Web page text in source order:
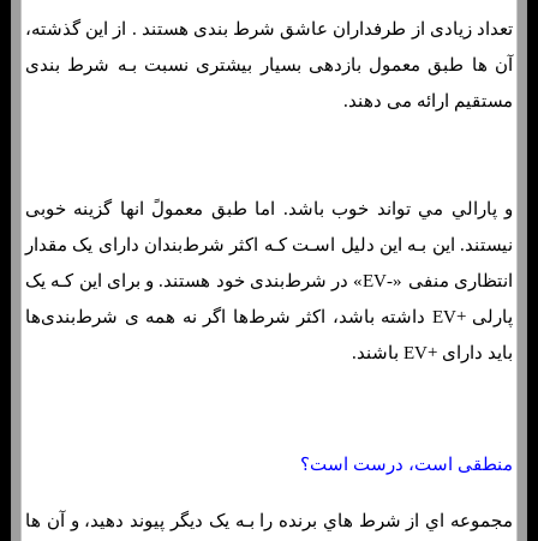
تعداد زیادی از طرفداران عاشق شرط بندی هستند . از این گذشته،
آن ها طبق معمول بازدهی بسیار بیشتری نسبت بـه شرط بندی
مستقیم ارائه می دهند.
و پارالي مي تواند خوب باشد. اما طبق معمولً انها گزینه خوبی
نیستند. این بـه این دلیل اسـت کـه اکثر شرط‌بندان دارای یک مقدار
انتظاری منفی «-EV» در شرط‌بندی خود هستند. و برای این کـه یک
پارلی +EV داشته باشد، اکثر شرط‌ها اگر نه همه ی شرط‌بندی‌ها
باید دارای +EV باشند.
منطقی است، درست است؟
مجموعه اي از شرط هاي‌ برنده را بـه یک دیگر پیوند دهید، و آن ها